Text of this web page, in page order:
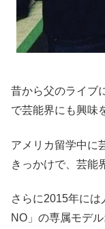
昔から父のライブ
で芸能界にも興味
アメリカ留学中に
きっかけで、芸能
さらに2015年には
NO」の専属モデ